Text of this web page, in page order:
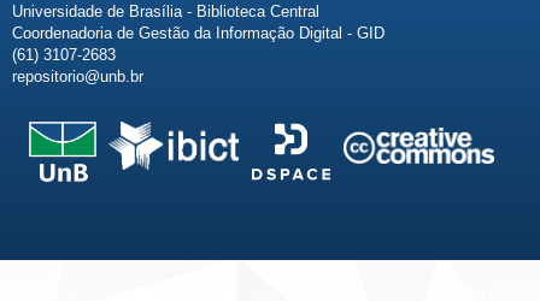
Universidade de Brasília - Biblioteca Central
Coordenadoria de Gestão da Informação Digital - GID
(61) 3107-2683
repositorio@unb.br